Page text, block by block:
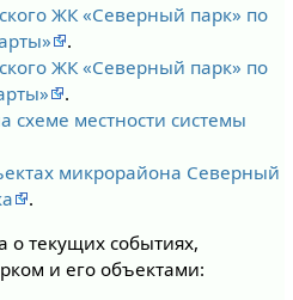
ЖК «Северный парк» по
.
ЖК «Северный парк» по
.
схеме местности системы
микрорайона Северный
.
текущих событиях,
и его объектами: